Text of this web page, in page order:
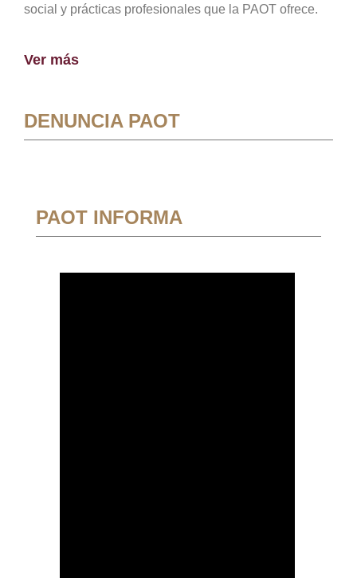
social y prácticas profesionales que la PAOT ofrece.
Ver más
DENUNCIA PAOT
PAOT INFORMA